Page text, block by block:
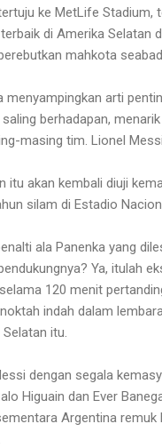
ke MetLife Stadium,
di Amerika Selatan
mahkota
menyampingkan arti
berhadapan,
masing tim. Lionel
itu akan kembali diuji
silam di Estadio
ala Panenka yang
Ya, itulah
120 menit
indah dalam
itu.
dengan segala
Higuain dan Ever
Argentina